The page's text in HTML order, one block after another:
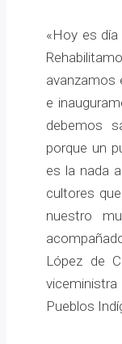
«Hoy es
avanzamos
e
debemos
porque un
es la nada
cultores
nuestro
López de
Pueblos